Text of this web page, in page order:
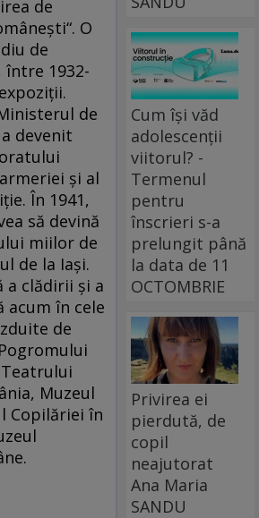
de
O
de
1932-
de
devenit
și al
În 1941,
să devină
miilor de
de la Iași.
a clădirii și a
acum în cele
de
Muzeul
Copilăriei în
Cum își văd
adolescenții
viitorul? -
Termenul
pentru
înscrieri s-a
prelungit până
la data de 11
OCTOMBRIE
Privirea ei
pierdută, de
copil
neajutorat
Ana Maria
SANDU